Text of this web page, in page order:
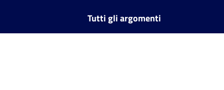
Tutti gli argomenti